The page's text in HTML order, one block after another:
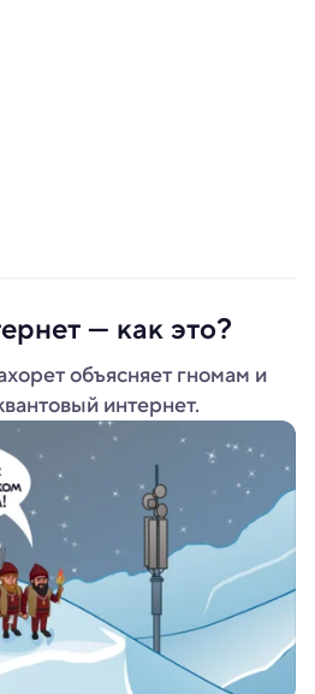
— как это?
объясняет гномам и
интернет.